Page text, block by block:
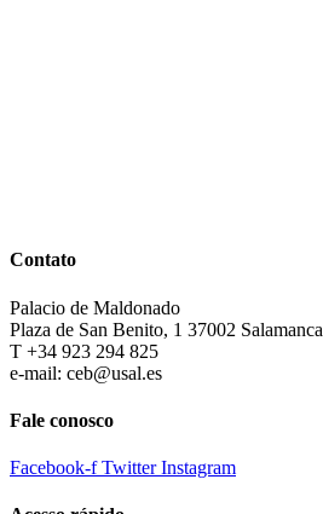
Contato
Palacio de Maldonado
Plaza de San Benito, 1 37002 Salamanca
T +34 923 294 825
e-mail: ceb@usal.es
Fale conosco
Facebook-f Twitter Instagram